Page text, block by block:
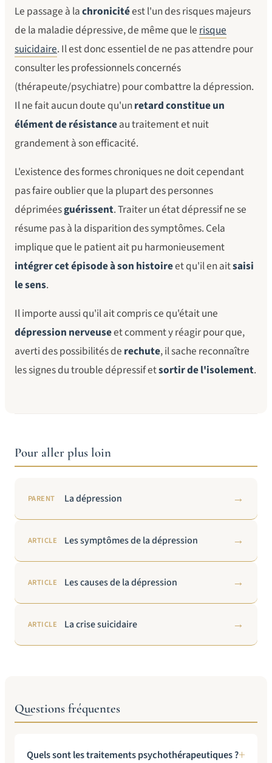
Le passage à lachronicitéest l'un des risques majeurs
de la maladie dépressive, de même que lerisque
suicidaire. Il est donc essentiel de ne pas attendre pour
consulter les professionnels concernés
(thérapeute/psychiatre) pour combattre la dépression.
Il ne fait aucun doute qu'unretard constitue un
élément de résistanceau traitement et nuit
grandement à son efficacité.
L'existence des formes chroniques ne doit cependant
pas faire oublier que la plupart des personnes
dépriméesguérissent. Traiter un état dépressif ne se
résume pas à la disparition des symptômes. Cela
implique que le patient ait pu harmonieusement
intégrer cet épisode à son histoireet qu'il en aitsaisi
le sens.
Il importe aussi qu'il ait compris ce qu'était une
dépression nerveuseet comment y réagir pour que,
averti des possibilités de rechute, il sache reconnaître
les signes du trouble dépressif etsortir de l'isolement.
Pour aller plus loin
PARENT La dépression →
ARTICLE Les symptômes de la dépression →
ARTICLE Les causes de la dépression →
ARTICLE La crise suicidaire →
Questions fréquentes
Quels sont les traitements psychothérapeutiques ?